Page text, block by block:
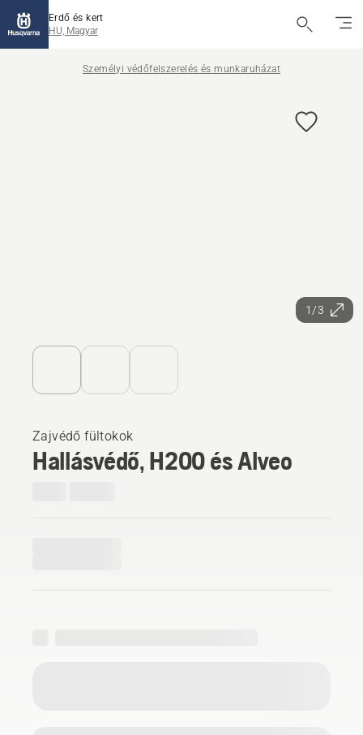
Erdő és kert
HU, Magyar
Személyi védőfelszerelés és munkaruházat
1/3
Zajvédő fültokok
Hallásvédő, H200 és Alveo